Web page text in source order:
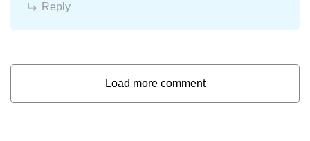
Reply
Load more comment